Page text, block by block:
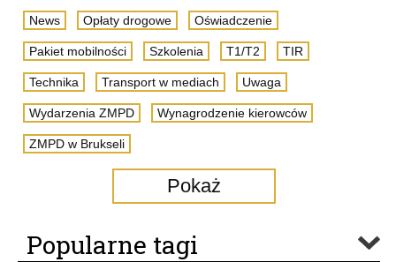
News Opłaty drogowe Oświadczenie
Pakiet mobilności Szkolenia T1/T2 TIR
Technika Transport w mediach Uwaga
Wydarzenia ZMPD Wynagrodzenie kierowców
ZMPD w Brukseli
Pokaż
Popularne tagi